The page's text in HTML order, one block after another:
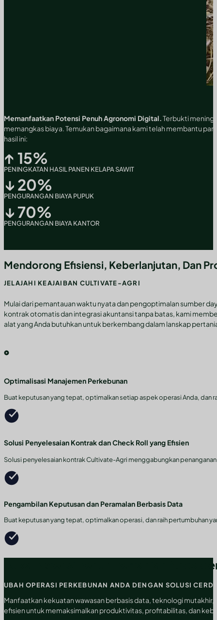
Memanfaatkan Potensi Penuh Agronomi Digital. Terbukti
memangkas biaya. Temukan bagaimana kami telah membantu
hasil ini:
↑ 15%
PENINGKATAN HASIL PANEN KELAPA SAWIT
↓ 20%
PENGURANGAN BIAYA PUPUK
↓ 70%
PENGURANGAN BIAYA KANTOR
Mendorong Efisiensi, Keberlanjutan, Dan
JELAJAHI KEAJAIBAN CULTIVATE-AGRI
Mulai dari pemantauan waktu nyata dan pengoptimalan sumber
kontrak otomatis dan integrasi akuntansi tanpa batas, kami
alat yang Anda butuhkan untuk berkembang dalam lanskap
Optimalisasi Manajemen Perkebunan
Buat keputusan yang tepat, optimalkan setiap aspek operasi Anda,
Solusi Penyelesaian Kontrak dan Check Roll yang Efisien
Solusi penyelesaian kontrak Cultivate-Agri menggabungkan
Pengambilan Keputusan dan Peramalan Berbasis Data
Buat keputusan yang tepat, optimalkan operasi, dan raih pertumbuhan
Buka Potensi Penuh Pertanian Anda
UBAH OPERASI PERKEBUNAN ANDA DENGAN SOLUSI
Manfaatkan kekuatan wawasan berbasis data, teknologi mutakhir,
efisien untuk memaksimalkan produktivitas, profitabilitas, dan